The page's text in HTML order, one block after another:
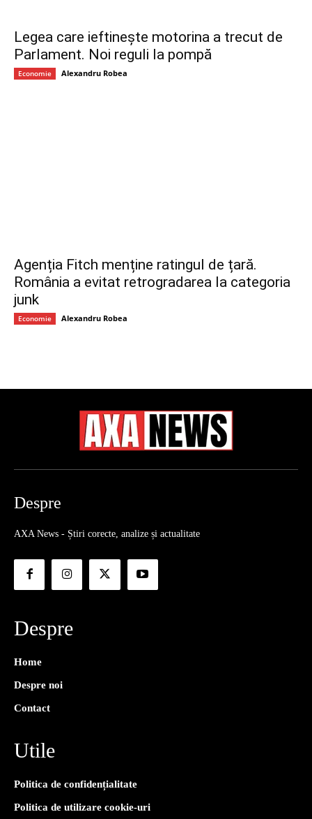
Legea care ieftinește motorina a trecut de
Parlament. Noi reguli la pompă
Economie Alexandru Robea
Agenția Fitch menține ratingul de țară.
România a evitat retrogradarea la categoria
junk
Economie Alexandru Robea
Despre
AXA News - Știri corecte, analize și actualitate
Despre
Home
Despre noi
Contact
Utile
Politica de confidențialitate
Politica de utilizare cookie-uri